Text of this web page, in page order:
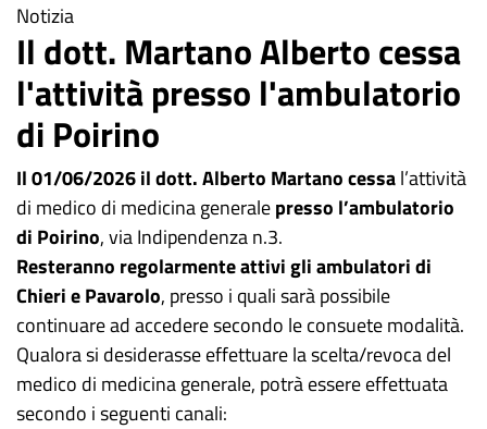
Notizia
Il dott. Martano Alberto cessa
l'attività presso l'ambulatorio
di Poirino
Il 01/06/2026il dott. Alberto Martano cessal’attività
di medico di medicina generalepresso l’ambulatorio
di Poirino, via Indipendenza n.3.
Resteranno regolarmente attivi gli ambulatori di
Chieri e Pavarolo, presso i quali sarà possibile
continuare ad accedere secondo le consuete modalità.
Qualora si desiderasse effettuare la scelta/revoca del
medico di medicina generale, potrà essere effettuata
secondo i seguenti canali: